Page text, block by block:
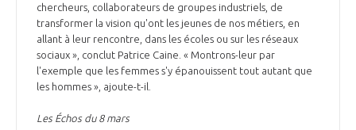
chercheurs, collaborateurs de groupes industriels, de
transformer la vision qu'ont les jeunes de nos métiers, en
allant à leur rencontre, dans les écoles ou sur les réseaux
sociaux », conclut Patrice Caine. « Montrons-leur par
l'exemple que les femmes s'y épanouissent tout autant que
les hommes », ajoute-t-il.
Les Échos du 8 mars